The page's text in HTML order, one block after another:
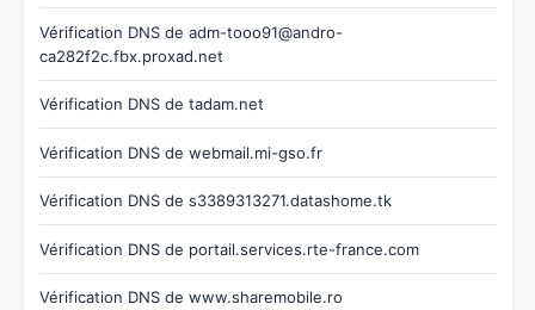
Vérification DNS de adm-tooo91@andro-
ca282f2c.fbx.proxad.net
Vérification DNS de tadam.net
Vérification DNS de webmail.mi-gso.fr
Vérification DNS de s3389313271.datashome.tk
Vérification DNS de portail.services.rte-france.com
Vérification DNS de www.sharemobile.ro